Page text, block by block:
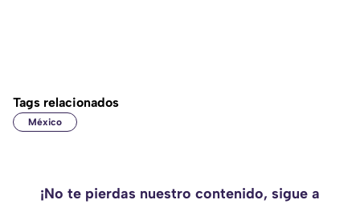
Tags relacionados
México
¡No te pierdas nuestro contenido, sigue a